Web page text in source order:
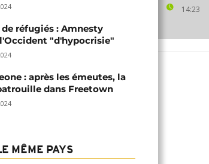
14:23
réfugiés : Amnesty
"d'hypocrisie"
: après les émeutes, la
dans Freetown
MÊME PAYS